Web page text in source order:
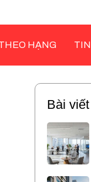
HẠNG
Bài